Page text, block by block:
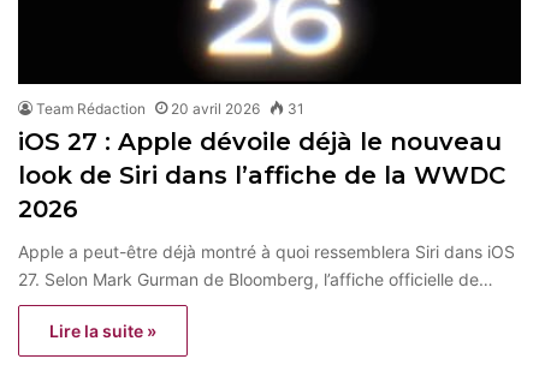
Team Rédaction 20 avril 2026 31
iOS 27 : Apple dévoile déjà le nouveau
look de Siri dans l’affiche de la WWDC
2026
Apple a peut-être déjà montré à quoi ressemblera Siri dans iOS
27. Selon Mark Gurman de Bloomberg, l’affiche officielle de…
Lire la suite »